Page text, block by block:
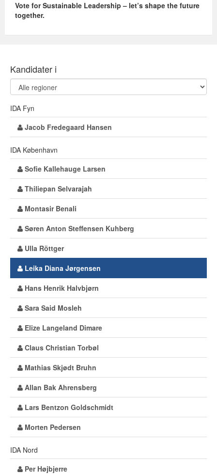
Vote for Sustainable Leadership – let’s shape the future
together.
Kandidater i
IDA Fyn
Jacob Fredegaard Hansen
IDA København
Sofie Kallehauge Larsen
Thiliepan Selvarajah
Montasir Benali
Søren Anton Steffensen Kuhberg
Ulla Röttger
Leika Diana Jørgensen
Hans Henrik Halvbjørn
Sara Said Mosleh
Elize Langeland Dimare
Claus Christian Torbøl
Mathias Skjødt Bruhn
Allan Bak Ahrensberg
Lars Bentzon Goldschmidt
Morten Pedersen
IDA Nord
Per Højbjerre